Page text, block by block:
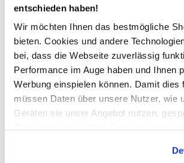
entschieden haben!
Wir möchten Ihnen das bestmögliche
bieten. Cookies und andere
bei, dass die Webseite zuverlässig
Performance im Auge haben und Ihnen
Werbung einspielen können. Damit dies
müssen Daten über unsere Nutzer, wie
Geräten sie unser Angebot nutzen,
werden, werden bei der Nutzung der
Folgen Sie AWG Mode